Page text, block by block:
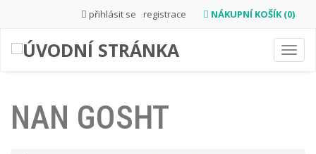
přihlásit se registrace NÁKUPNÍ KOŠÍK (0)
NAN GOSHT